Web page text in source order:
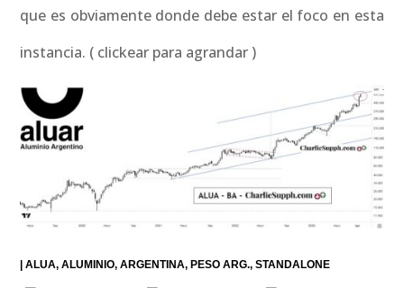
que es obviamente donde debe estar el foco en esta
instancia. ( clickear para agrandar )
|ALUA ALUMINIO ARGENTINA PESO ARG. STANDALONE